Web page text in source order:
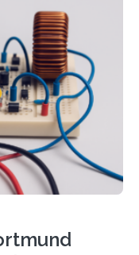
mit einer
Euro.
großen
des
Im
Neue
rasch in die